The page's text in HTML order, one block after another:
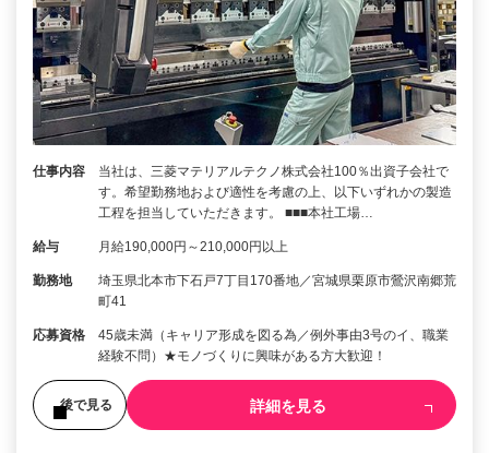
仕事内容
当社は、三菱マテリアルテクノ株式会社100％出資子会社で
す。希望勤務地および適性を考慮の上、以下いずれかの製造
工程を担当していただきます。 ■■■本社工場…
給与 月給190,000円～210,000円以上
勤務地
埼玉県北本市下石戸7丁目170番地／宮城県栗原市鶯沢南郷荒
町41
応募資格
45歳未満（キャリア形成を図る為／例外事由3号のイ、職業
経験不問）★モノづくりに興味がある方大歓迎！
後で見る 詳細を見る